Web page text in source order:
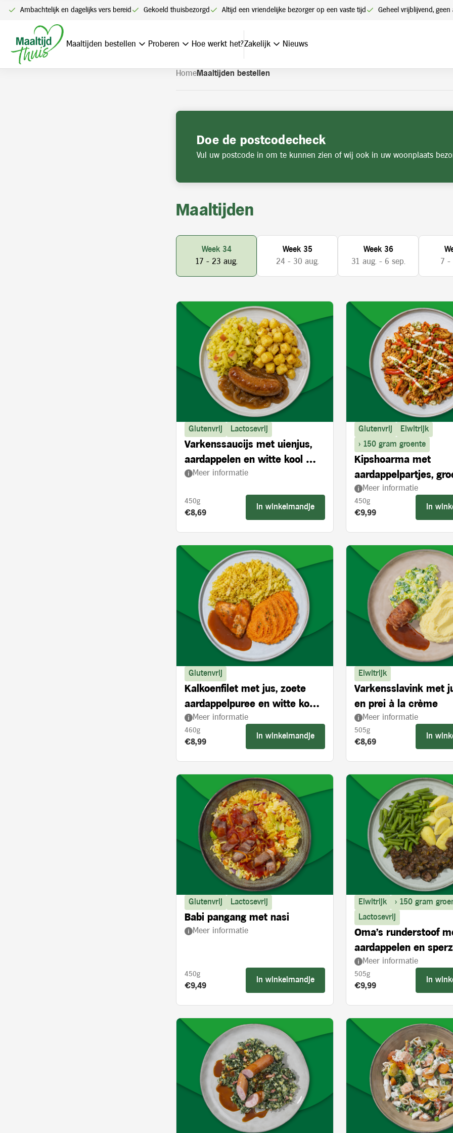
Ambachtelijk en dagelijks vers bereid Gekoeld thuisbezorgd Altijd een vriendelijke bezorger op een vaste tijd Geheel vrijblijvend,
Maaltijden bestellen Proberen Hoe werkt het?Zakelijk Nieuws
U kunt alleen bestellen met een account. Heeft u nog geen account? Vraag hier uw
Navigatie
overslaan
Home Maaltijden bestellen
Doe de postcodecheck
Vul uw postcode in om te kunnen zien of wij ook in uw woonplaats
Maaltijden
Week 34
17 - 23 aug.
Week 35
24 - 30 aug.
Week 36
31 aug. - 6 sep.
7 -
Glutenvrij Lactosevrij
Varkenssaucijs met uienjus,
aardappelen en witte kool met
kerrie en appelstukjes
Meer informatie
450g
Product prijs:
€8,69
In winkelmandje
Glutenvrij
Eiwitrijk
> 150 gram groente
Kipshoarma met
aardappelpartjes,
en knoflooksaus
Meer informatie
450g
Product prijs:
€9,99
In
Glutenvrij
Kalkoenfilet met jus, zoete
aardappelpuree en witte kool
met kerrie en appelstukjes
Meer informatie
460g
Product prijs:
€8,99
In winkelmandje
Eiwitrijk
Varkensslavink met
en prei à la crème
Meer informatie
505g
Product prijs:
€8,69
In
Glutenvrij Lactosevrij
Babi pangang met nasi
Meer informatie
450g
Product prijs:
€9,49
In winkelmandje
Eiwitrijk
> 150 gram
Lactosevrij
Oma's runderstoof
aardappelen en
Meer informatie
505g
Product prijs:
€9,99
In